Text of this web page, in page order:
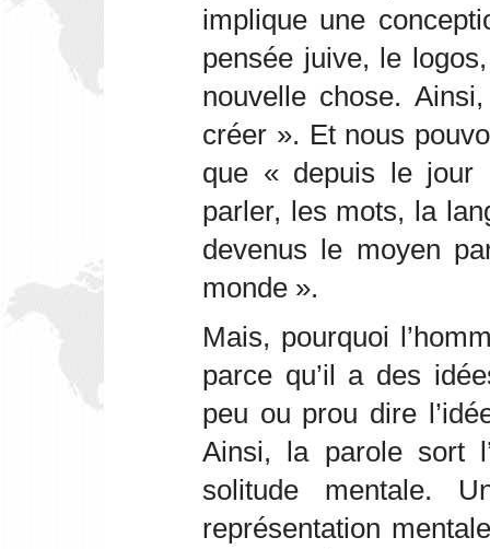
implique une
pensée juive, le
nouvelle chose.
créer ». Et nous
que « depuis le jour
parler, les mots, la
devenus le moyen
monde ».
Mais, pourquoi
parce qu’il a des
peu ou prou dire
Ainsi, la parole sort
solitude mentale.
représentation